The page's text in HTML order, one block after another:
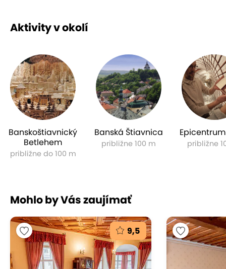
Mezonetový apartmán č. 8 (2+6) a č. 11 (2+2)
Aktivity v okolí
Banskoštiavnický
Betlehem
približne do 100 m
Banská Štiavnica
približne 100 m približne
Mohlo by Vás zaujímať
9,5